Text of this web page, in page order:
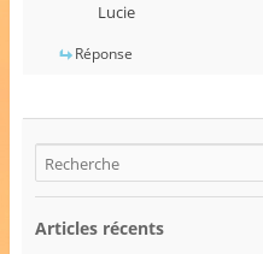
Lucie
Réponse
Articles récents